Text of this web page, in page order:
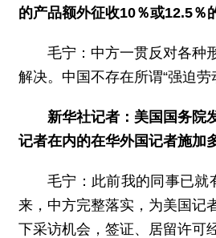
的产品额外征收10％或12.5％
毛宁：中方一贯反对各种
解决。中国不存在所谓“强迫
新华社记者：美国国务院
记者在内的在华外国记者施加
毛宁：此前我的同事已就
来，中方完整落实，为美国记
下采访机会，签证、居留许可